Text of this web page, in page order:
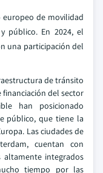
de movilidad
público. En 2024, el
una participación del
de tránsito
financiación del sector
han posicionado
público, que tiene la
Las ciudades de
cuentan con
altamente integrados
tiempo por las